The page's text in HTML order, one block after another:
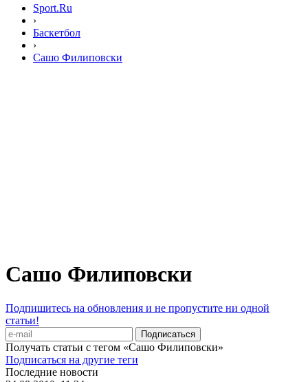
Sport.Ru
›
Баскетбол
›
Сашо Филиповски
Сашо Филиповски
Подпишитесь на обновления и не пропустите ни одной
статьи!
Получать статьи с тегом «Сашо Филиповски»
Подписаться на другие теги
Последние новости